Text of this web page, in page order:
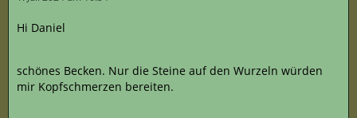
Hi Daniel
schönes Becken. Nur die Steine auf den Wurzeln würden
mir Kopfschmerzen bereiten.